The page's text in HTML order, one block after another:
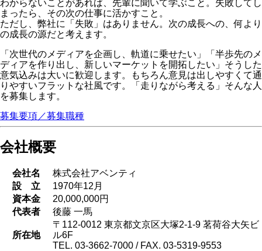
わからないことがあれば、先輩に聞いて学ぶこと。失敗してし
まったら、その次の仕事に活かすこと。
ただし、弊社に「失敗」はありません。次の成長への、何より
の成長の源だと考えます。
「次世代のメディアを企画し、軌道に乗せたい」「半歩先のメ
ディアを作り出し、新しいマーケットを開拓したい」そうした
意気込みは大いに歓迎します。もちろん意見は出しやすくて通
りやすいフラットな社風です。「走りながら考える」そんな人
を募集します。
募集要項／募集職種
会社概要
会社名
株式会社アベンティ
設 立
1970年12月
資本金
20,000,000円
代表者
後藤 一馬
所在地
〒112-0012 東京都文京区大塚2-1-9 茗荷谷大矢ビ
ル6F
TEL. 03-3662-7000 / FAX. 03-5319-9553